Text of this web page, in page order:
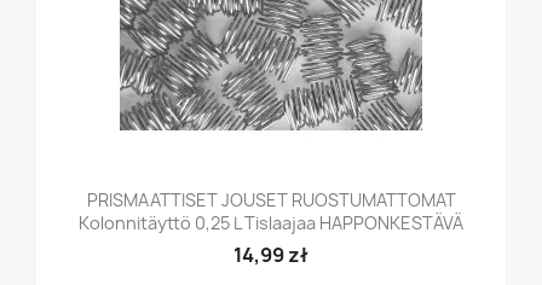
PRISMAATTISET JOUSET RUOSTUMATTOMAT
Kolonnitäyttö 0,25 L Tislaajaa HAPPONKESTÄVÄ
14,99 zł